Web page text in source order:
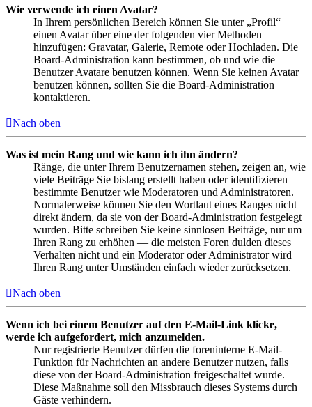
Wie verwende ich einen Avatar?
In Ihrem persönlichen Bereich können Sie unter „Profil“
einen Avatar über eine der folgenden vier Methoden
hinzufügen: Gravatar, Galerie, Remote oder Hochladen. Die
Board-Administration kann bestimmen, ob und wie die
Benutzer Avatare benutzen können. Wenn Sie keinen Avatar
benutzen können, sollten Sie die Board-Administration
kontaktieren.
Nach oben
Was ist mein Rang und wie kann ich ihn ändern?
Ränge, die unter Ihrem Benutzernamen stehen, zeigen an, wie
viele Beiträge Sie bislang erstellt haben oder identifizieren
bestimmte Benutzer wie Moderatoren und Administratoren.
Normalerweise können Sie den Wortlaut eines Ranges nicht
direkt ändern, da sie von der Board-Administration festgelegt
wurden. Bitte schreiben Sie keine sinnlosen Beiträge, nur um
Ihren Rang zu erhöhen — die meisten Foren dulden dieses
Verhalten nicht und ein Moderator oder Administrator wird
Ihren Rang unter Umständen einfach wieder zurücksetzen.
Nach oben
Wenn ich bei einem Benutzer auf den E-Mail-Link klicke,
werde ich aufgefordert, mich anzumelden.
Nur registrierte Benutzer dürfen die foreninterne E-Mail-
Funktion für Nachrichten an andere Benutzer nutzen, falls
diese von der Board-Administration freigeschaltet wurde.
Diese Maßnahme soll den Missbrauch dieses Systems durch
Gäste verhindern.